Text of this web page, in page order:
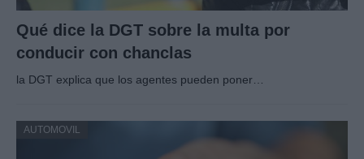
Qué dice la DGT sobre la multa por
conducir con chanclas
la DGT explica que los agentes pueden poner…
AUTOMOVIL